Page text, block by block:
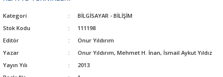
Kategori
BİLGİSAYAR - BİLİŞİM
Stok Kodu
111198
Editör
Onur Yıldırım
Yazar
Onur Yıldırım, Mehmet H. İnan, İsmail Aykut Yıldız
Yayın Yılı
2013